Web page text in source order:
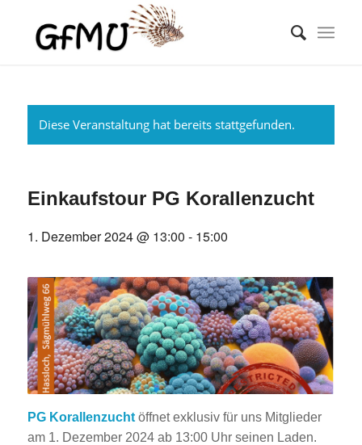
Diese Veranstaltung hat bereits stattgefunden.
Einkaufstour PG Korallenzucht
1. Dezember 2024 @ 13:00 - 15:00
PG Korallenzuchtöffnet exklusiv für uns Mitglieder
am 1. Dezember 2024 ab 13:00 Uhr seinen Laden.